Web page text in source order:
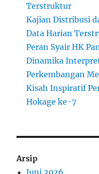
Terstruktur
Kajian Distribusi
Data Harian
Peran Syair HK
Dinamika
Perkembangan
Kisah Inspiratif
Hokage ke-7
Arsip
Juni 2026